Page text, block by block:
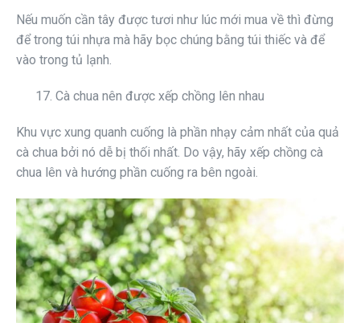
Nếu muốn cần tây được tươi như lúc mới mua về thì đừng
để trong túi nhựa mà hãy bọc chúng bằng túi thiếc và để
vào trong tủ lạnh.
17. Cà chua nên được xếp chồng lên nhau
Khu vực xung quanh cuống là phần nhạy cảm nhất của quả
cà chua bởi nó dễ bị thối nhất. Do vậy, hãy xếp chồng cà
chua lên và hướng phần cuống ra bên ngoài.